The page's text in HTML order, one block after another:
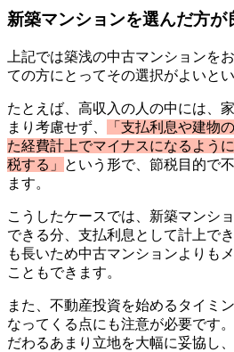
新築マンションを選んだ方が
上記では築浅の中古マンションを
ての方にとってその選択がよいと
たとえば、高収入の人の中には、
まり考慮せず、
「支払利息や建物
た経費計上でマイナスになるよう
税する」
という形で、節税目的で
ます。
こうしたケースでは、新築マンシ
できる分、支払利息として計上で
も長いため中古マンションよりも
こともできます。
また、不動産投資を始めるタイミ
なってくる点にも注意が必要です
だわるあまり立地を大幅に妥協し